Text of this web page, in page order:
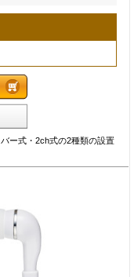
ー式・2ch式の2種類の設置